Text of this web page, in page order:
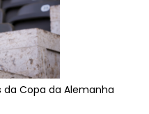
Copa da Alemanha